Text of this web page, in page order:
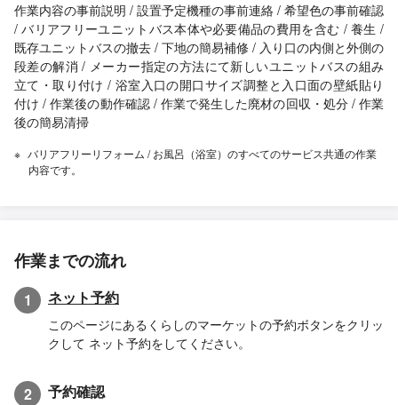
作業内容の事前説明 / 設置予定機種の事前連絡 / 希望色の事前確認
/ バリアフリーユニットバス本体や必要備品の費用を含む / 養生 /
既存ユニットバスの撤去 / 下地の簡易補修 / 入り口の内側と外側の
段差の解消 / メーカー指定の方法にて新しいユニットバスの組み
立て・取り付け / 浴室入口の開口サイズ調整と入口面の壁紙貼り
付け / 作業後の動作確認 / 作業で発生した廃材の回収・処分 / 作業
後の簡易清掃
バリアフリーリフォーム / お風呂（浴室）のすべてのサービス共通の作業
内容です。
作業までの流れ
1 ネット予約
このページにあるくらしのマーケットの予約ボタンをクリッ
クして ネット予約をしてください。
2 予約確認